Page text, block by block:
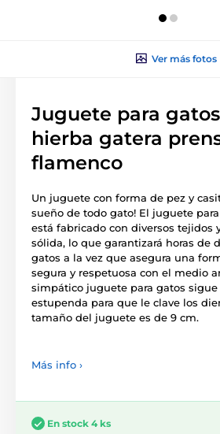
Ver más fotos
Juguete para
hierba gatera
flamenco
Un juguete con forma de pez y
sueño de todo gato! El juguete
está fabricado con diversos tejidos
sólida, lo que garantizará horas de
gatos a la vez que asegura una
segura y respetuosa con el medio
simpático juguete para gatos
estupenda para que le clave los
tamaño del juguete es de 9 cm.
Más info ›
En stock 4 ks